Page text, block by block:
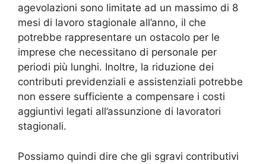
agevolazioni sono limitate ad un massimo di 8
mesi di lavoro stagionale all’anno, il che
potrebbe rappresentare un ostacolo per le
imprese che necessitano di personale per
periodi più lunghi. Inoltre, la riduzione dei
contributi previdenziali e assistenziali potrebbe
non essere sufficiente a compensare i costi
aggiuntivi legati all’assunzione di lavoratori
stagionali.
Possiamo quindi dire che gli sgravi contributivi